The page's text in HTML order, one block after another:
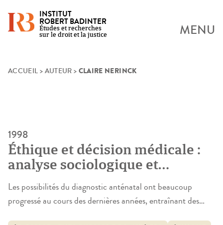
Skip
INSTITUT
ROBERT BADINTER
Études et recherches
sur le droit et la justice
MENU
ACCUEIL > AUTEUR > CLAIRE NERINCK
1998
Éthique et décision médicale :
analyse sociologique et
juridique du fonctionnement du
« Comité de vigilance » d’un
département de gynécologie-
Les possibilités du diagnostic anténatal ont beaucoup
progressé au cours des dernières années, entraînant des